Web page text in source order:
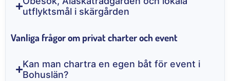
utflyktsmål i skärgården
Vanliga frågor om privat charter och event
Kan man chartra en egen båt för event i
Bohuslän?